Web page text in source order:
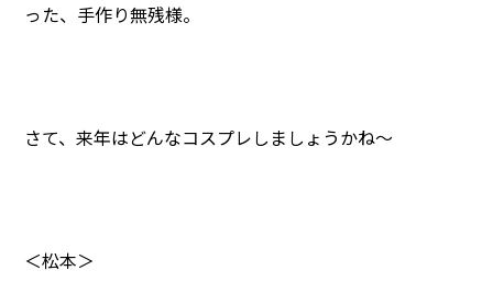
った、手作り無残様。
さて、来年はどんなコスプレしましょうかね～
＜松本＞